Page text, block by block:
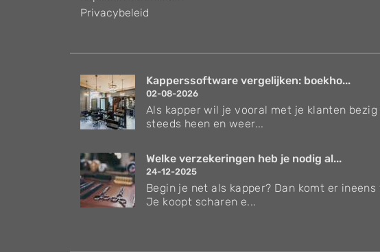
Privacybeleid
Kapperssoftware vergelijken: boekho...
02-08-2026
Als kapper wil je vooral met je klanten
steeds heen en weer...
Welke verzekeringen heb je nodig al...
24-12-2025
Begin je net als kapper? Dan komt er ineens
Je koopt scharen e...